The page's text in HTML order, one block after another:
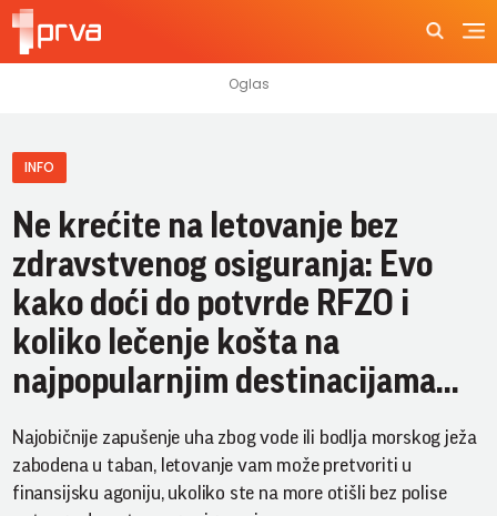
INFO
Ne krećite na letovanje bez
zdravstvenog osiguranja: Evo
kako doći do potvrde RFZO i
koliko lečenje košta na
najpopularnjim destinacijama...
Najobičnije zapušenje uha zbog vode ili bodlja morskog ježa
zabodena u taban, letovanje vam može pretvoriti u
finansijsku agoniju, ukoliko ste na more otišli bez polise